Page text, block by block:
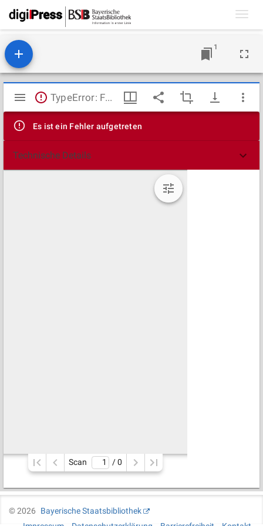
1
Mirador
Viewer
TypeError: Failed to fetch
Es ist ein Fehler aufgetreten
Technische Details
Scan / 0
©2026
Bayerische Staatsbibliothek